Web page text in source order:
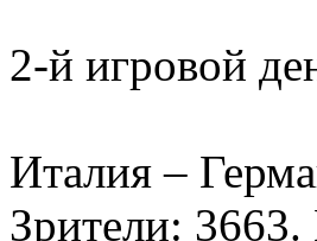
2-й игровой
Италия –
Зрители: